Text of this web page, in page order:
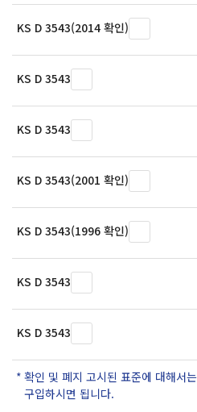
KS D 3543(2014 확인)
KS D 3543
KS D 3543
KS D 3543(2001 확인)
KS D 3543(1996 확인)
KS D 3543
KS D 3543
확인 및 폐지 고시된 표준에 대해서
구입하시면 됩니다.